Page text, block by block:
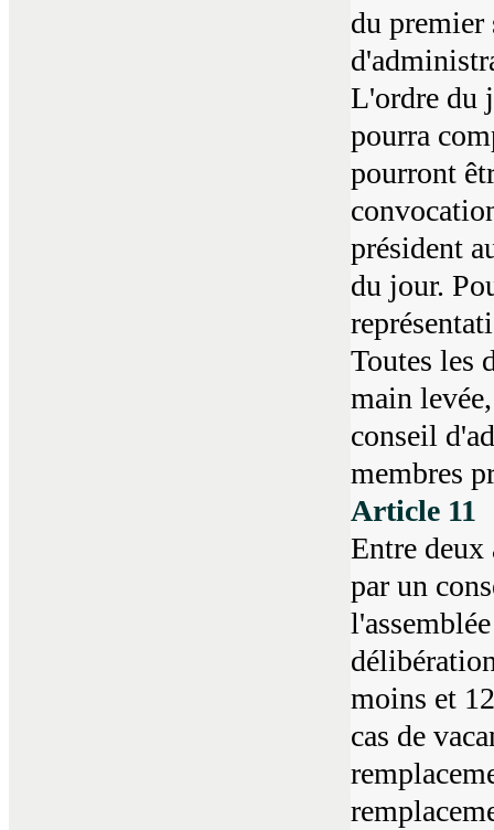
du premier
L'ordre du
pourra
pourront
président
du jour.
Toutes les
main
conseil
membres
Article 11
Entre deux
par un
moins et
cas de